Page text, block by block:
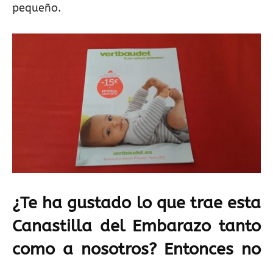
pequeño.
¿Te ha gustado lo que trae esta
Canastilla del Embarazo tanto
como a nosotros? Entonces no